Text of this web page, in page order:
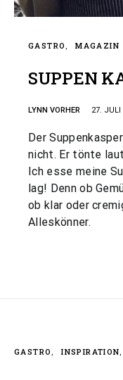
GASTRO MAGAZIN
SUPPEN
LYNN VORHER 27. JULI
Der
nicht. Er tönte
Ich esse meine
lag! Denn ob
ob klar oder
Alleskönner.
GASTRO INSPIRATION